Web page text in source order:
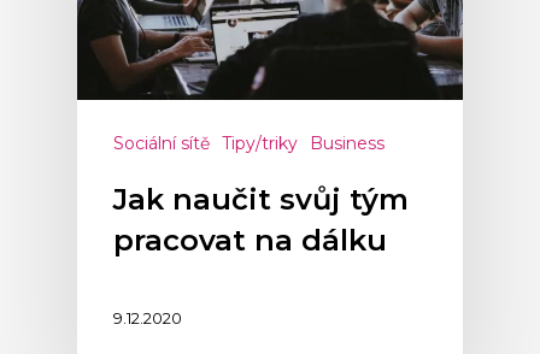
Sociální sítě Tipy/triky Business
Jak naučit svůj tým
pracovat na dálku
9.12.2020